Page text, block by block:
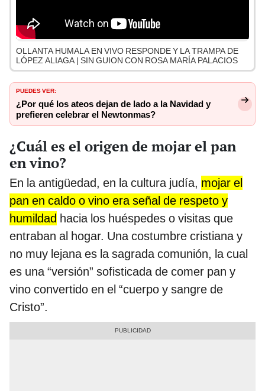
OLLANTA HUMALA EN VIVO RESPONDE Y LA TRAMPA DE
LÓPEZ ALIAGA | SIN GUION CON ROSA MARÍA PALACIOS
PUEDES VER:
¿Por qué los ateos dejan de lado a la Navidad y
prefieren celebrar el Newtonmas?
¿Cuál es el origen de mojar el pan
en vino?
En la antigüedad, en la cultura judía, mojar el
pan en caldo o vino era señal de respeto y
humildad hacia los huéspedes o visitas que
entraban al hogar. Una costumbre cristiana y
no muy lejana es la sagrada comunión, la cual
es una “versión” sofisticada de comer pan y
vino convertido en el “cuerpo y sangre de
Cristo”.